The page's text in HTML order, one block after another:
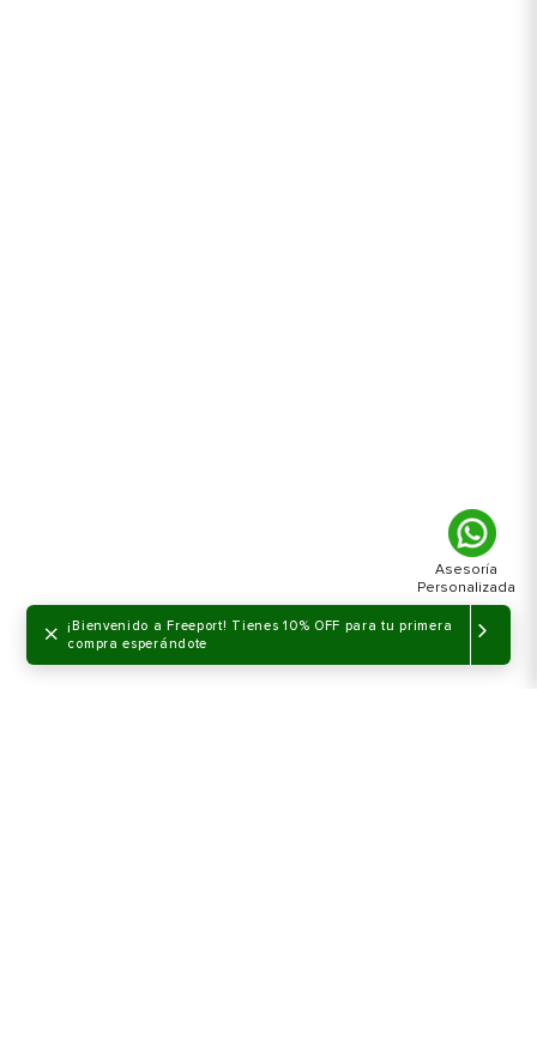
×
¡Bienvenido a Freeport! Tienes 10% OFF para tu primera
compra esperándote